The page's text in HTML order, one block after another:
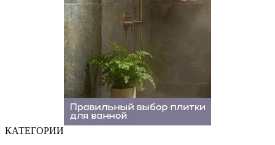
КАТЕГОРИИ